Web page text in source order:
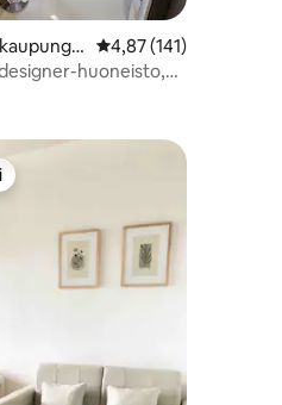
Keskimääräinen arvio
4,87 (141)
huoneisto,